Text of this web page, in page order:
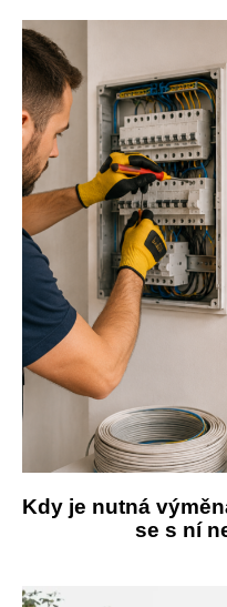
Kdy je nutná
se s ní